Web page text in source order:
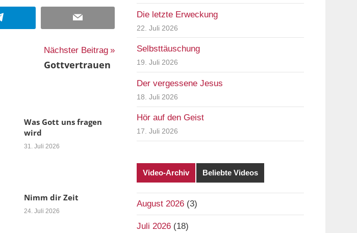
Telegram Email
Nächster Beitrag
Gottvertrauen
Was Gott uns fragen
wird
31. Juli 2026
Nimm dir Zeit
24. Juli 2026
Die letzte Erweckung
22. Juli 2026
Selbsttäuschung
19. Juli 2026
Der vergessene Jesus
18. Juli 2026
Hör auf den Geist
17. Juli 2026
Video-Archiv Beliebte Videos
August 2026(3)
Juli 2026(18)